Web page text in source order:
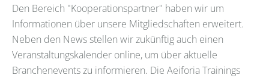
Den Bereich "Kooperationspartner" haben wir um
Informationen über unsere Mitgliedschaften erweitert.
Neben den News stellen wir zukünftig auch einen
Veranstaltungskalender online, um über aktuelle
Branchenevents zu informieren. Die Aeiforia Trainings